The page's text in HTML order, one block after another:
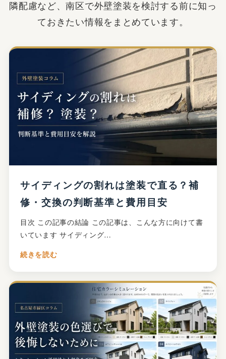
隣配慮など、南区で外壁塗装を検討する前に知っ
ておきたい情報をまとめています。
サイディングの割れは塗装で直る？補
修・交換の判断基準と費用目安
目次 この記事の結論 この記事は、こんな方に向けて書
いています サイディング…
続きを読む